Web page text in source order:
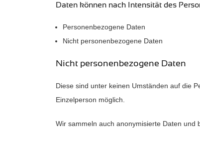
Daten können nach Intensität des
Personenbezogene Daten
Nicht personenbezogene Daten
Nicht personenbezogene Daten
Diese sind unter keinen Umständen auf die
Einzelperson möglich.
Wir sammeln auch anonymisierte Daten und